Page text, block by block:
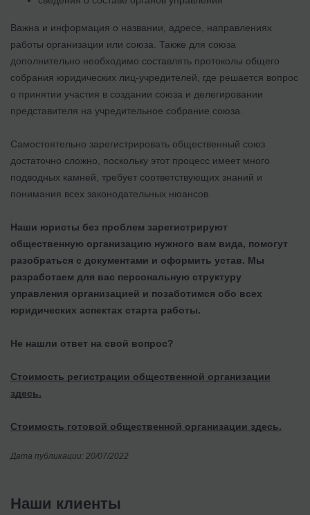
Важна и информация о названии, адресе, направлениях
работы организации или союза. Также для союза
дополнительно необходимо составлять протоколы общего
собрания юридических лиц-учредителей, где решается вопрос
о принятии участия в создании союза и делегировании
представителя на учредительное собрание союза.
Самостоятельно зарегистрировать общественный союз
достаточно сложно, поскольку этот процесс имеет много
подводных камней, требует соответствующих знаний и
понимания всех законодательных нюансов.
Наши юристы без проблем зарегистрируют
общественную организацию нужного вам вида, помогут
разобраться с документами и оформить устав. Мы
разработаем для вас персональную структуру
управления организацией и позаботимся обо всех
юридических аспектах старта работы.
Не нашли ответ на свой вопрос?
Стоимость регистрации общественной организации
здесь.
Стоимость готовой общественной организации здесь.
Дата публикации: 20/07/2022
Наши клиенты